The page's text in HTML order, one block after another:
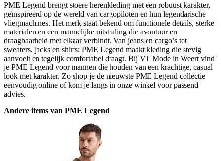
PME Legend brengt stoere herenkleding met een robuust karakter,
geïnspireerd op de wereld van cargopiloten en hun legendarische
vliegmachines. Het merk staat bekend om functionele details, sterke
materialen en een mannelijke uitstraling die avontuur en
draagbaarheid met elkaar verbindt. Van jeans en cargo’s tot
sweaters, jacks en shirts: PME Legend maakt kleding die stevig
aanvoelt en tegelijk comfortabel draagt. Bij VT Mode in Weert vind
je PME Legend voor mannen die houden van een krachtige, casual
look met karakter. Zo shop je de nieuwste PME Legend collectie
eenvoudig online of kom je langs in onze winkel voor passend
advies.
Andere items van PME Legend